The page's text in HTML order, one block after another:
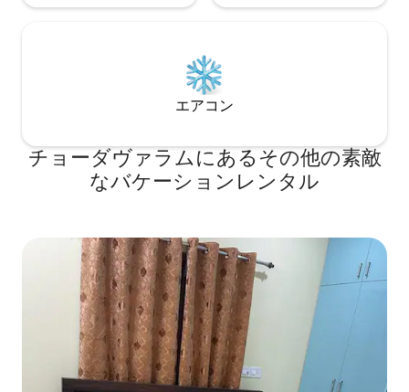
エアコン
チョーダヴァラムにあるその他の素敵
なバケーションレンタル